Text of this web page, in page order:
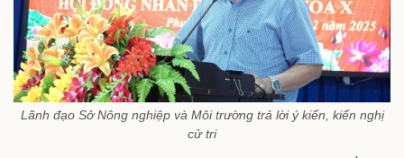
Lãnh đạo Sở Nông nghiệp và Môi trường trả lời ý kiến, kiến nghị
cử tri